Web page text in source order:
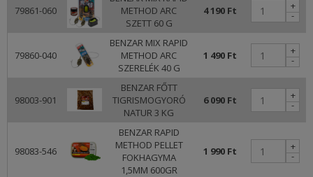
79861-060
METHOD ARC
SZETT 60 G
4 190 Ft -
+
79860-040
BENZAR MIX RAPID
METHOD ARC
SZERELÉK 40 G
1 490 Ft -
+
98003-901
BENZAR FŐTT
TIGRISMOGYORÓ
NATUR 3 KG
6 090 Ft -
+
98083-546
BENZAR RAPID
METHOD PELLET
FOKHAGYMA
1,5MM 600GR
1 990 Ft -
+